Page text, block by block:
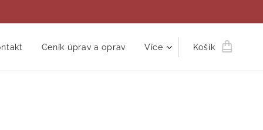
Ceník úprav a oprav Více Košík